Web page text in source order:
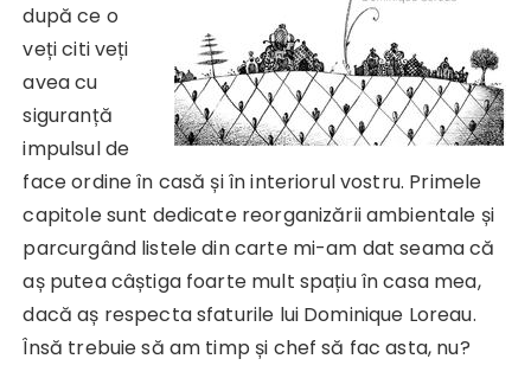
după ce o
veți citi veți
avea cu
siguranță
impulsul de
face ordine în casă și în interiorul vostru. Primele
capitole sunt dedicate reorganizării ambientale și
parcurgând listele din carte mi-am dat seama că
aș putea câștiga foarte mult spațiu în casa mea,
dacă aș respecta sfaturile lui Dominique Loreau.
Însă trebuie să am timp și chef să fac asta, nu?